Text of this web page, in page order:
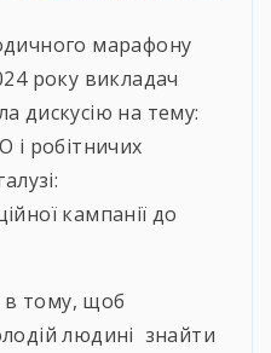
марафону
року викладач
дискусію на тему:
і робітничих
кампанії до
в тому, щоб
людині знайти